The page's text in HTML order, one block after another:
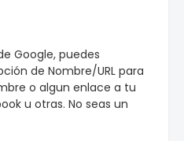
Google, puedes
de Nombre/URL para
o algun enlace a tu
u otras. No seas un